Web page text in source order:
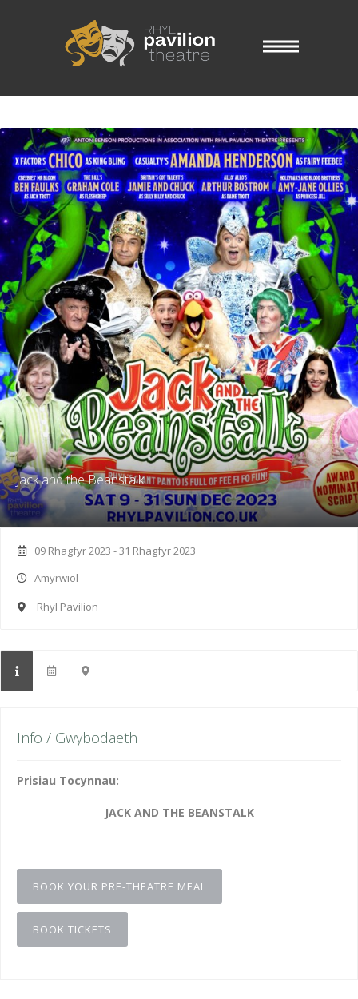
Jack and the Beanstalk
09 Rhagfyr 2023 - 31 Rhagfyr 2023
Amyrwiol
Rhyl Pavilion
Info / Gwybodaeth
Prisiau Tocynnau:
JACK AND THE BEANSTALK
BOOK YOUR PRE-THEATRE MEAL
BOOK TICKETS